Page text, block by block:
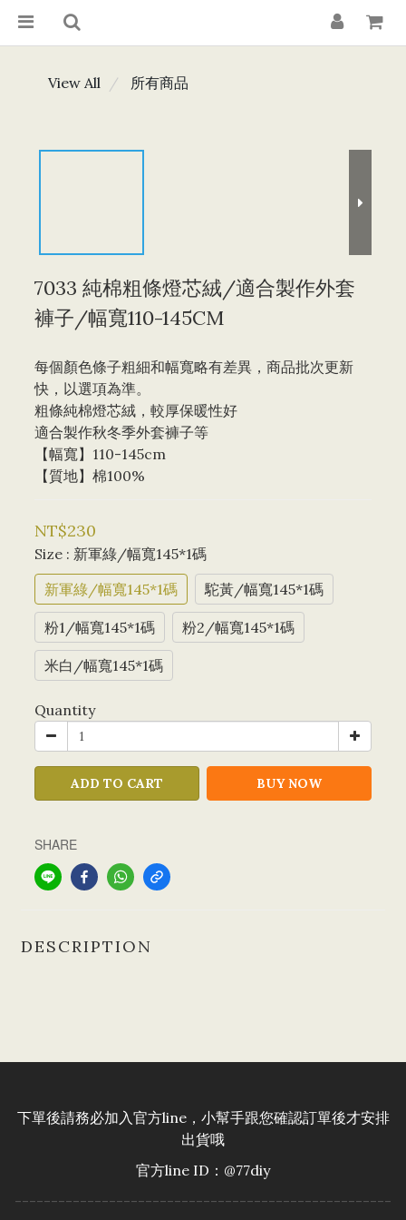
View All 所有商品
7033 純棉粗條燈芯絨/適合製作外套
褲子/幅寬110-145CM
每個顏色條子粗細和幅寬略有差異，商品批次更新
快，以選項為準。
粗條純棉燈芯絨，較厚保暖性好
適合製作秋冬季外套褲子等
【幅寬】110-145cm
【質地】棉100%
NT$230
Size : 新軍綠/幅寬145*1碼
新軍綠/幅寬145*1碼
駝黃/幅寬145*1碼
粉1/幅寬145*1碼 粉2/幅寬145*1碼
米白/幅寬145*1碼
Quantity
ADD TO CART BUY NOW
SHARE
DESCRIPTION
下單後請務必加入官方line，小幫手跟您確認訂單後才安排
出貨哦
官方line ID：@77diy
----------------------------------------------------